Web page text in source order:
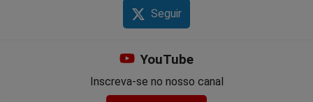
Seguir
YouTube
Inscreva-se no nosso canal